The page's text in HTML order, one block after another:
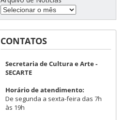
CONTATOS
Secretaria de Cultura e Arte -
SECARTE
Horário de atendimento:
De segunda a sexta-feira das 7h
às 19h